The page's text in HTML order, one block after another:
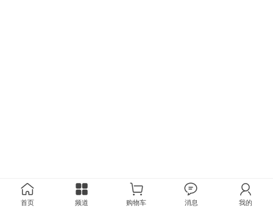
首页 频道 购物车 消息 我的